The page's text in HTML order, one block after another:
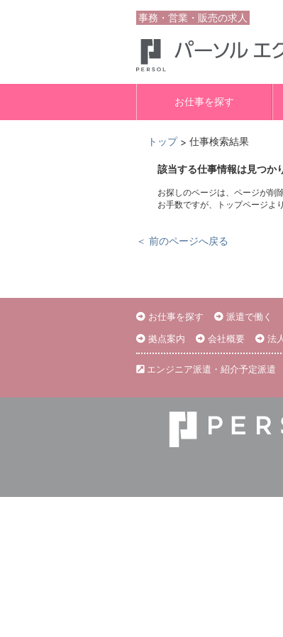
事務・営業・販売の求人
お仕事を探す
トップ > 仕事検索結果
該当する仕事情報は見つか
お探しのページは、ページが削
お手数ですが、トップページよ
＜ 前のページへ戻る
お仕事を探す 派遣で働く
拠点案内
会社概要 法
エンジニア派遣・紹介予定派遣